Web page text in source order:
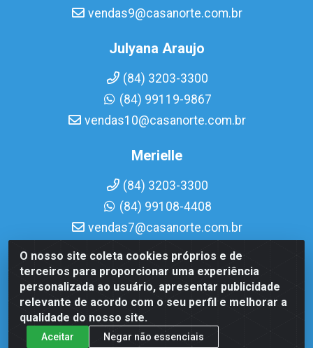
O nosso site coleta cookies próprios e de
terceiros para proporcionar uma experiência
personalizada ao usuário, apresentar publicidade
relevante de acordo com o seu perfil e melhorar a
qualidade do nosso site.
Aceitar Negar não essenciais
vendas9@casanorte.com.br
Julyana Araujo
(84) 3203-3300
(84) 99119-9867
vendas10@casanorte.com.br
Merielle
(84) 3203-3300
(84) 99108-4408
vendas7@casanorte.com.br
Casa Norte LTDA - Av. Interventor Mário Câmara, 1815 - Dix-
Sept Rosado, Natal/RN - CEP 59054-600 - CNPJ
08.713.513/0001-51